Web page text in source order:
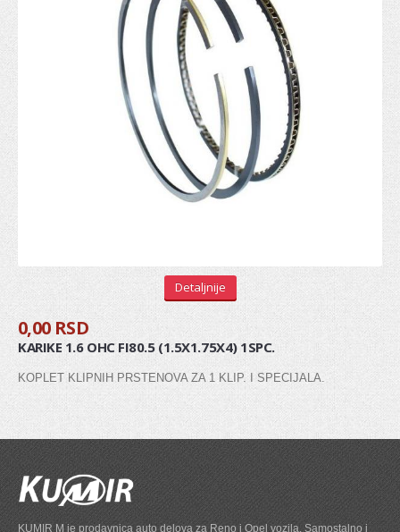
Glavčina točka
Gumice balans štangle
Silen blok trapa
Centralna spona
Ležaj zadnje torzije
AMORTIZOVANJE
Amortizeri
Šolje amortizera
MENJAČ
Detaljnije
0,00 RSD
KARIKE 1.6 OHC FI80.5 (1.5X1.75X4) 1SPC.
KOPLET KLIPNIH PRSTENOVA ZA 1 KLIP. I SPECIJALA.
KUMIR M je prodavnica auto delova za Reno i Opel vozila. Samostalno i